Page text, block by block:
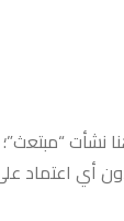
نشأت
أي اعتماد